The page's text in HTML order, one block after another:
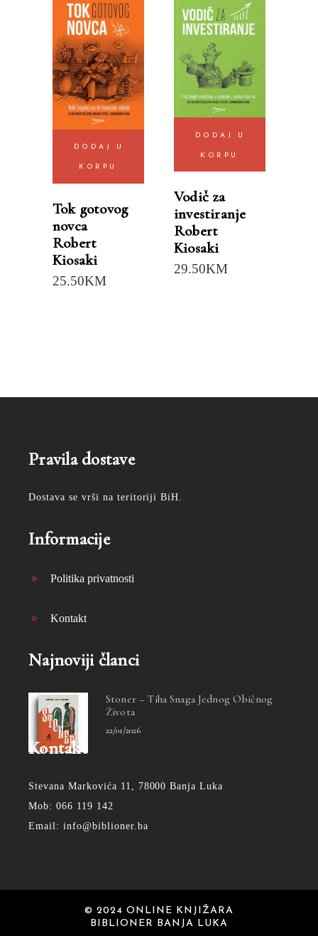
DODAJ U
KORPU
Tok gotovog
novca
Robert
Kiosaki
25.50KM
DODAJ U
KORPU
Vodič za
investiranje
Robert
Kiosaki
29.50KM
Pravila dostave
Dostava se vrši na teritoriji BiH.
Informacije
Politika privatnosti
Kontakt
Najnoviji članci
Stoner – Tiha Snaga Jednog Običnog
Života
22/01/2026
Kontakt
Stevana Markovića 11, 78000 Banja Luka
Mob: 066 119 142
Email: info@biblioner.ba
© 2024 ONLINE KNJIŽARA
BIBLIONER BANJA LUKA